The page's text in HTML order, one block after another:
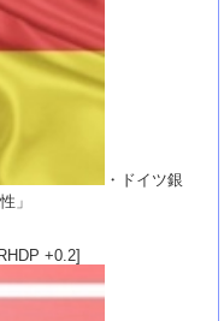
・ドイツ銀
」
+0.2]